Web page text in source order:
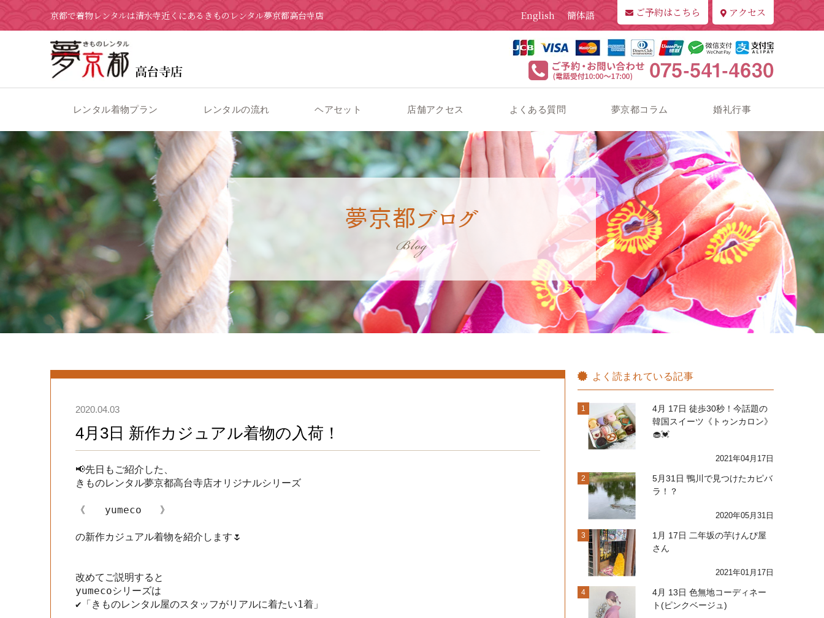
京都で着物レンタルは清水寺近くにあるきものレンタル夢京都高台寺店 English 簡体語 ご予約はこちら アクセス
レンタル着物プラン レンタルの流れ ヘアセット 店舗アクセス よくある質問 夢京都コラム
婚礼行事
夢京都ブログ
Blog
2020.04.03
4月3日 新作カジュアル着物の入荷！
📢先日もご紹介した、
きものレンタル夢京都高台寺店オリジナルシリーズ
《　　yumeco   》
の新作カジュアル着物を紹介します🌷
改めてご説明すると
yumecoシリーズは
✔︎「きものレンタル屋のスタッフがリアルに着たい1着」
よく読まれている記事
1
4月 17日 徒歩30秒！今話題の
韓国スイーツ《トゥンカロン》
🧁💓
2021年04月17日
2
5月31日 鴨川で見つけたカピバ
ラ！？
2020年05月31日
3
1月 17日 二年坂の芋けんぴ屋
さん
2021年01月17日
4
4月 13日 色無地コーディネー
ト(ピンクベージュ)